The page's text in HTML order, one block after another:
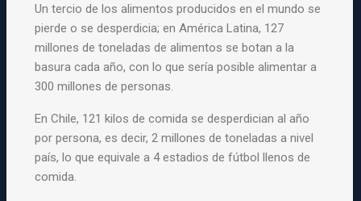
Un tercio de los alimentos producidos en el mundo se
pierde o se desperdicia; en América Latina, 127
millones de toneladas de alimentos se botan a la
basura cada año, con lo que sería posible alimentar a
300 millones de personas.
En Chile, 121 kilos de comida se desperdician al año
por persona, es decir, 2 millones de toneladas a nivel
país, lo que equivale a 4 estadios de fútbol llenos de
comida.